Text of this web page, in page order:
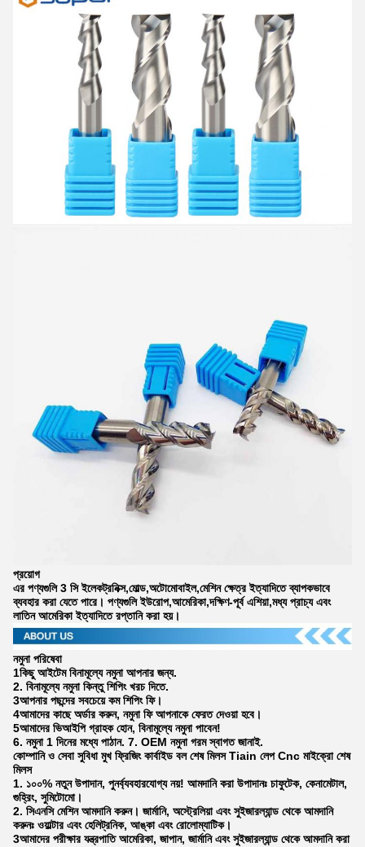
প্রয়োগ
এর পণ্যগুলি 3 সি ইলেকট্রনিক্স,মোল্ড,অটোমোবাইল,মেশিন ক্ষেত্র ইত্যাদিতে ব্যাপকভাবে
ব্যবহার করা যেতে পারে। পণ্যগুলি ইউরোপ,আমেরিকা,দক্ষিণ-পূর্ব এশিয়া,মধ্য প্রাচ্য এবং
লাতিন আমেরিকা ইত্যাদিতে রপ্তানি করা হয়।
নমুনা পরিষেবা
1কিছু আইটেম বিনামূল্যে নমুনা আপনার জন্য.
2. বিনামূল্যে নমুনা কিন্তু শিপিং খরচ দিতে.
3আপনার পছন্দের সবচেয়ে কম শিপিং ফি।
4আমাদের কাছে অর্ডার করুন, নমুনা ফি আপনাকে ফেরত দেওয়া হবে।
5আমাদের ভিআইপি গ্রাহক হোন, বিনামূল্যে নমুনা পাবেন!
6. নমুনা 1 দিনের মধ্যে পাঠান. 7. OEM নমুনা গরম স্বাগত জানাই.
কোম্পানি ও সেবা সুবিধা মুখ ফ্রিজিং কার্বাইড বল শেষ মিলস Tiain লেপ Cnc মাইক্রো শেষ
মিলস
1. ১০০% নতুন উপাদান, পুনর্ব্যবহারযোগ্য নয়! আমদানি করা উপাদানঃ চাফুটেক, কেনামেটাল,
গুহ্রিং, সুমিটোমো।
2. সিএনসি মেশিন আমদানি করুন। জার্মানি, অস্ট্রেলিয়া এবং সুইজারল্যান্ড থেকে আমদানি
করুনঃ ওয়াল্টার এবং হেলিট্রনিক, আঙ্কা এবং রোলোম্যাটিক।
3আমাদের পরীক্ষার যন্ত্রপাতি আমেরিকা, জাপান, জার্মানি এবং সুইজারল্যান্ড থেকে আমদানি করা